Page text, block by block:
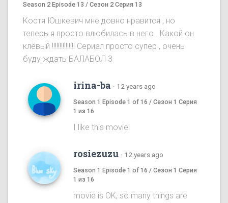
Season 2 Episode 13 / Сезон 2 Серия 13
Костя Юшкевич мне довно нравится , но
теперь я просто влюбилась в него . Какой он
клёвый !!!!!!!!!!!!!!! Сериал просто супер , очень
буду ждать БАЛАБОЛ 3
irina-ba · 12 years ago
Season 1 Episode 1 of 16 / Сезон 1 Серия
1 из 16
I like this movie!
rosiezuzu · 12 years ago
Season 1 Episode 1 of 16 / Сезон 1 Серия
1 из 16
movie is OK, so many things are